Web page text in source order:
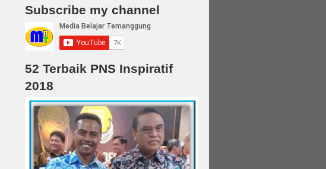
Subscribe my channel
52 Terbaik PNS Inspiratif
2018